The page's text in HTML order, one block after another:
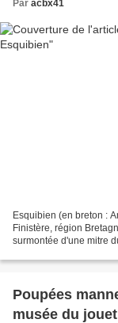
Par acbx41
Esquibien (en breton :
Finistère, région
surmontée d'une mitre
Poupées
musée du